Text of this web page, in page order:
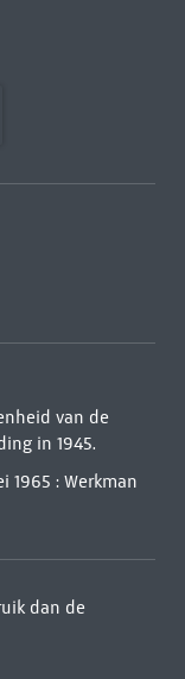
van de
in 1945.
1965 : Werkman
dan de